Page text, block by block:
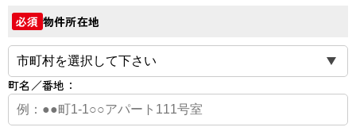
必須 物件所在地
町名／番地：